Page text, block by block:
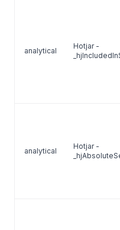
analytical
Hotjar -
analytical
Hotjar -